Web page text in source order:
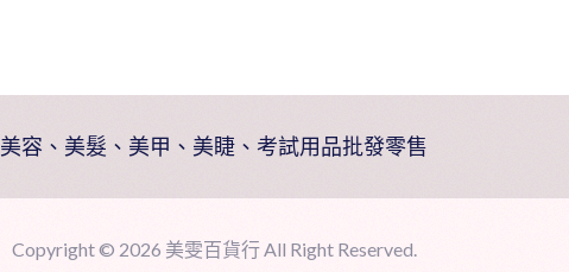
美容、美髮、美甲、美睫、考試用品批發零售
Copyright © 2026 美雯百貨行 All Right Reserved.